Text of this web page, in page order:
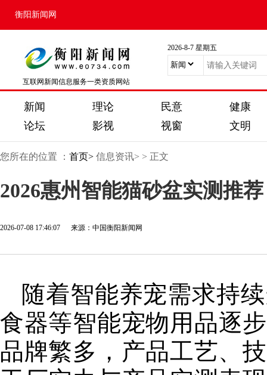
衡阳新闻网
互联网新闻信息服务一类资质网站
2026-8-7 星期五
新闻 理论 民意
健康
论坛
影视 视窗 文明
您所在的位置 ： 首页> 信息资讯> > 正文
2026惠州智能猫砂盆实测推
2026-07-08 17:46:07 来源：中国衡阳新闻网
随着智能养宠需求持
食器等智能宠物用品逐
品牌繁多，产品工艺、